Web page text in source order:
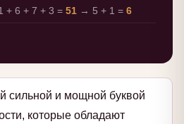
+ 6 + 7 + 3 = 51 → 5 + 1 = 6
сильной и мощной буквой
которые обладают